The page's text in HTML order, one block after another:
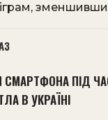
ПІД
В УКРАЇНІ